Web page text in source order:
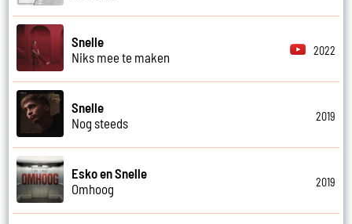
Snelle
Niks mee te maken
2022
Snelle
Nog steeds
2019
Esko en Snelle
Omhoog
2019